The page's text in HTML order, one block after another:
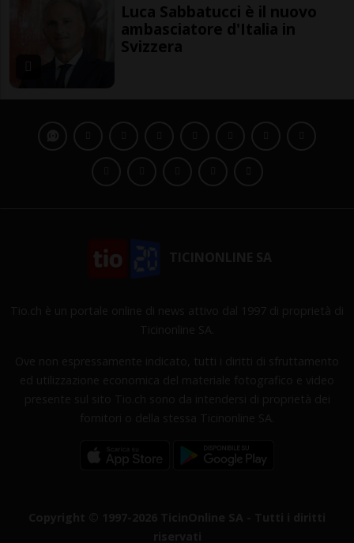
Luca Sabbatucci è il nuovo
ambasciatore d'Italia in
Svizzera